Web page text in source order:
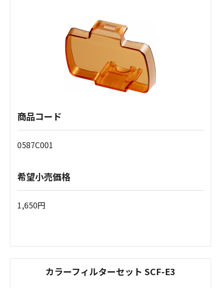
商品コード
0587C001
希望小売価格
1,650円
カラーフィルターセット SCF-E3